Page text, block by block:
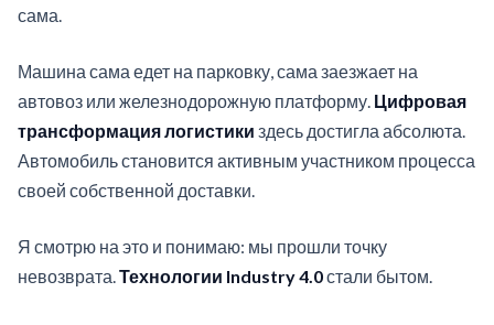
сама.
Машина сама едет на парковку, сама заезжает на
автовоз или железнодорожную платформу. Цифровая
трансформация логистики здесь достигла абсолюта.
Автомобиль становится активным участником процесса
своей собственной доставки.
Я смотрю на это и понимаю: мы прошли точку
невозврата.Технологии Industry 4.0стали бытом.